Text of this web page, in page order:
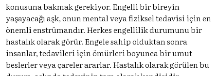
konusuna bakmak gerekiyor. Engelli bir bireyin
yaşayacağı aşk, onun mental veya fiziksel tedavisi için en
önemli enstrümandır. Herkes engellilik durumunu bir
hastalık olarak görür. Engele sahip olduktan sonra
insanlar, tedavileri için ömürleri boyunca bir umut
beslerler veya çareler ararlar. Hastalık olarak görülen bu